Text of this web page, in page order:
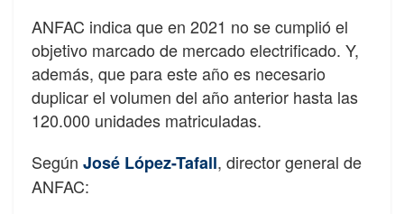
ANFAC indica que en 2021 no se cumplió el
objetivo marcado de mercado electrificado. Y,
además, que para este año es necesario
duplicar el volumen del año anterior hasta las
120.000 unidades matriculadas.
Según José López-Tafall, director general de
ANFAC: